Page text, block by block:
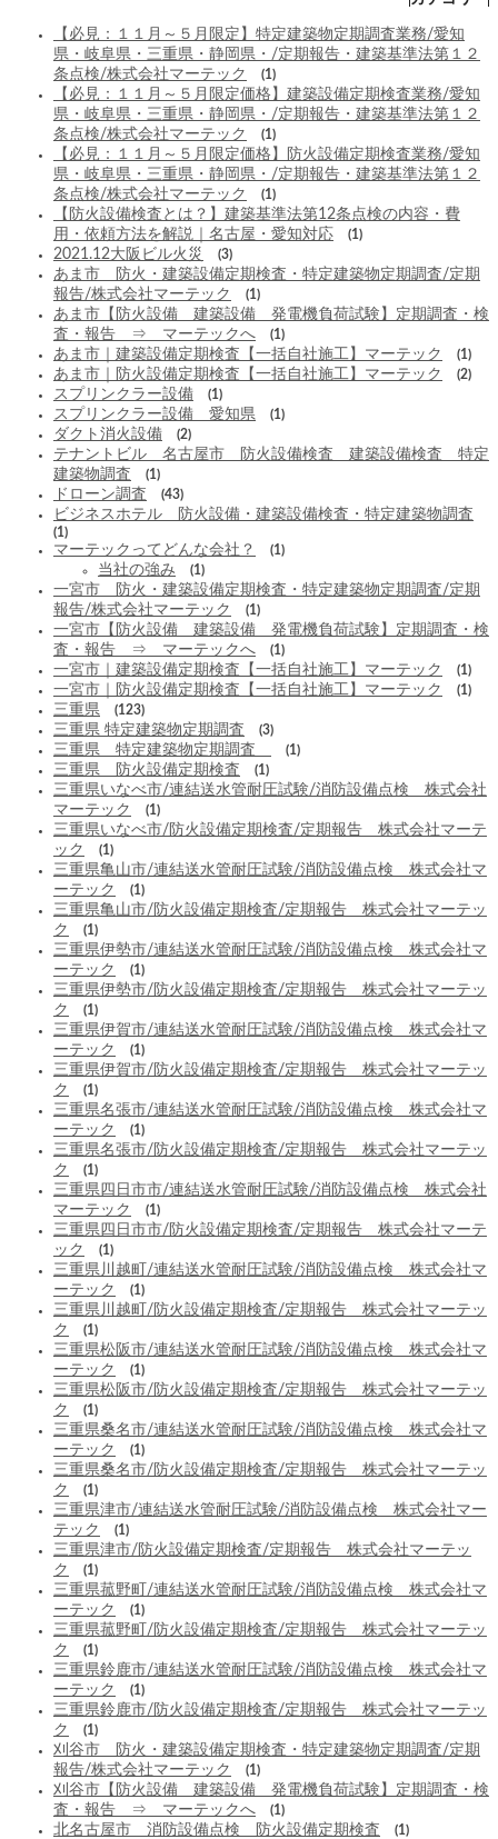
【必見：１１月～５月限定】特定建築物定期調査業務/愛知
県・岐阜県・三重県・静岡県・/定期報告・建築基準法第１２
条点検/株式会社マーテック
(1)
【必見：１１月～５月限定価格】建築設備定期検査業務/愛知
県・岐阜県・三重県・静岡県・/定期報告・建築基準法第１２
条点検/株式会社マーテック
(1)
【必見：１１月～５月限定価格】防火設備定期検査業務/愛知
県・岐阜県・三重県・静岡県・/定期報告・建築基準法第１２
条点検/株式会社マーテック
(1)
【防火設備検査とは？】建築基準法第12条点検の内容・費
用・依頼方法を解説｜名古屋・愛知対応
(1)
2021.12大阪ビル火災 (3)
あま市 防火・建築設備定期検査・特定建築物定期調査/定期
報告/株式会社マーテック
(1)
あま市【防火設備 建築設備 発電機負荷試験】定期調査・検
査・報告 ⇒ マーテックへ
(1)
あま市｜建築設備定期検査【一括自社施工】マーテック (1)
あま市｜防火設備定期検査【一括自社施工】マーテック (2)
スプリンクラー設備 (1)
スプリンクラー設備 愛知県 (1)
ダクト消火設備 (2)
テナントビル 名古屋市 防火設備検査 建築設備検査 特定
建築物調査
(1)
ドローン調査 (43)
ビジネスホテル 防火設備・建築設備検査・特定建築物調査
(1)
マーテックってどんな会社？ (1)
当社の強み (1)
一宮市 防火・建築設備定期検査・特定建築物定期調査/定期
報告/株式会社マーテック
(1)
一宮市【防火設備 建築設備 発電機負荷試験】定期調査・検
査・報告 ⇒ マーテックへ
(1)
一宮市｜建築設備定期検査【一括自社施工】マーテック (1)
一宮市｜防火設備定期検査【一括自社施工】マーテック (1)
三重県 (123)
三重県 特定建築物定期調査 (3)
三重県 特定建築物定期調査 (1)
三重県 防火設備定期検査 (1)
三重県いなべ市/連結送水管耐圧試験/消防設備点検 株式会社
マーテック
(1)
三重県いなべ市/防火設備定期検査/定期報告 株式会社マーテ
ック
(1)
三重県亀山市/連結送水管耐圧試験/消防設備点検 株式会社マ
ーテック
(1)
三重県亀山市/防火設備定期検査/定期報告 株式会社マーテッ
ク
(1)
三重県伊勢市/連結送水管耐圧試験/消防設備点検 株式会社マ
ーテック
(1)
三重県伊勢市/防火設備定期検査/定期報告 株式会社マーテッ
ク
(1)
三重県伊賀市/連結送水管耐圧試験/消防設備点検 株式会社マ
ーテック
(1)
三重県伊賀市/防火設備定期検査/定期報告 株式会社マーテッ
ク
(1)
三重県名張市/連結送水管耐圧試験/消防設備点検 株式会社マ
ーテック
(1)
三重県名張市/防火設備定期検査/定期報告 株式会社マーテッ
ク
(1)
三重県四日市市/連結送水管耐圧試験/消防設備点検 株式会社
マーテック
(1)
三重県四日市市/防火設備定期検査/定期報告 株式会社マーテ
ック
(1)
三重県川越町/連結送水管耐圧試験/消防設備点検 株式会社マ
ーテック
(1)
三重県川越町/防火設備定期検査/定期報告 株式会社マーテッ
ク
(1)
三重県松阪市/連結送水管耐圧試験/消防設備点検 株式会社マ
ーテック
(1)
三重県松阪市/防火設備定期検査/定期報告 株式会社マーテッ
ク
(1)
三重県桑名市/連結送水管耐圧試験/消防設備点検 株式会社マ
ーテック
(1)
三重県桑名市/防火設備定期検査/定期報告 株式会社マーテッ
ク
(1)
三重県津市/連結送水管耐圧試験/消防設備点検 株式会社マー
テック
(1)
三重県津市/防火設備定期検査/定期報告 株式会社マーテッ
ク
(1)
三重県菰野町/連結送水管耐圧試験/消防設備点検 株式会社マ
ーテック
(1)
三重県菰野町/防火設備定期検査/定期報告 株式会社マーテッ
ク
(1)
三重県鈴鹿市/連結送水管耐圧試験/消防設備点検 株式会社マ
ーテック
(1)
三重県鈴鹿市/防火設備定期検査/定期報告 株式会社マーテッ
ク
(1)
刈谷市 防火・建築設備定期検査・特定建築物定期調査/定期
報告/株式会社マーテック
(1)
刈谷市【防火設備 建築設備 発電機負荷試験】定期調査・検
査・報告 ⇒ マーテックへ
(1)
北名古屋市 消防設備点検 防火設備定期検査 (1)